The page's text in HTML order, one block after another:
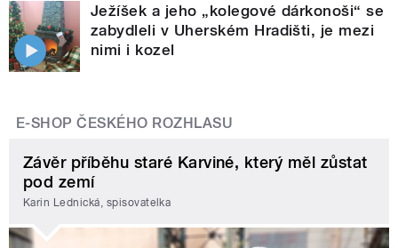
Ježíšek a jeho „kolegové dárkonoši“ se
zabydleli v Uherském Hradišti, je mezi
nimi i kozel
E-SHOP ČESKÉHO ROZHLASU
Závěr příběhu staré Karviné, který měl zůstat
pod zemí
Karin Lednická, spisovatelka